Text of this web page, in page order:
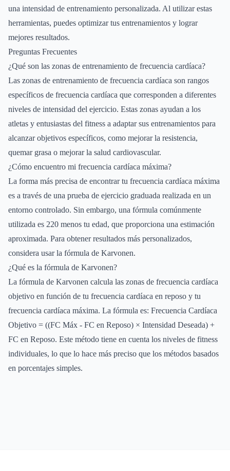
una intensidad de entrenamiento personalizada. Al utilizar estas
herramientas, puedes optimizar tus entrenamientos y lograr
mejores resultados.
Preguntas Frecuentes
¿Qué son las zonas de entrenamiento de frecuencia cardíaca?
Las zonas de entrenamiento de frecuencia cardíaca son rangos
específicos de frecuencia cardíaca que corresponden a diferentes
niveles de intensidad del ejercicio. Estas zonas ayudan a los
atletas y entusiastas del fitness a adaptar sus entrenamientos para
alcanzar objetivos específicos, como mejorar la resistencia,
quemar grasa o mejorar la salud cardiovascular.
¿Cómo encuentro mi frecuencia cardíaca máxima?
La forma más precisa de encontrar tu frecuencia cardíaca máxima
es a través de una prueba de ejercicio graduada realizada en un
entorno controlado. Sin embargo, una fórmula comúnmente
utilizada es 220 menos tu edad, que proporciona una estimación
aproximada. Para obtener resultados más personalizados,
considera usar la fórmula de Karvonen.
¿Qué es la fórmula de Karvonen?
La fórmula de Karvonen calcula las zonas de frecuencia cardíaca
objetivo en función de tu frecuencia cardíaca en reposo y tu
frecuencia cardíaca máxima. La fórmula es: Frecuencia Cardíaca
Objetivo = ((FC Máx - FC en Reposo) × Intensidad Deseada) +
FC en Reposo. Este método tiene en cuenta los niveles de fitness
individuales, lo que lo hace más preciso que los métodos basados
en porcentajes simples.